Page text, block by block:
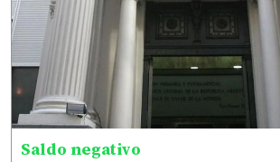
Saldo negativo